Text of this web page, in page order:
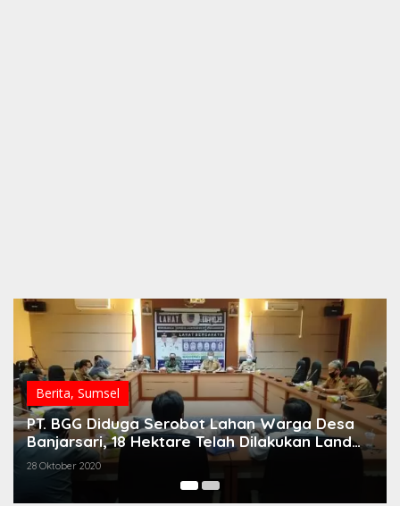
Berita, Sumsel
PT. BGG Diduga Serobot Lahan Warga Desa
Banjarsari, 18 Hektare Telah Dilakukan Land
Clearing Tanpa Ganti Rugi
28 Oktober 2020